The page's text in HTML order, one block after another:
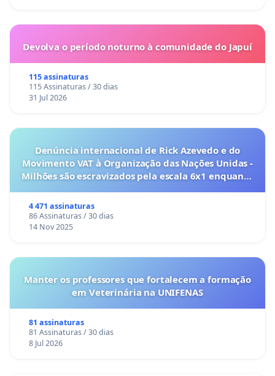
Devolva o período noturno à comunidade do Japuí
115 assinaturas
115 Assinaturas / 30 dias
31 Jul 2026
Denúncia internacional de Rick Azevedo e do
Movimento VAT à Organização das Nações Unidas -
Milhões são escravizados pela escala 6x1 enquanto
4 471 assinaturas
86 Assinaturas / 30 dias
14 Nov 2025
Manter os professores que fortalecem a formação
em Veterinária na UNIFENAS
81 assinaturas
81 Assinaturas / 30 dias
8 Jul 2026